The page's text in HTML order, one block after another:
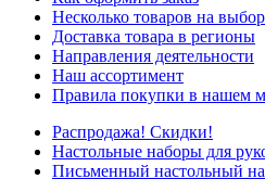
Несколько товаров на выбор
Доставка товара в регионы
Направления деятельности
Наш ассортимент
Правила покупки в нашем
Распродажа! Скидки!
Настольные наборы для
Письменный настольный